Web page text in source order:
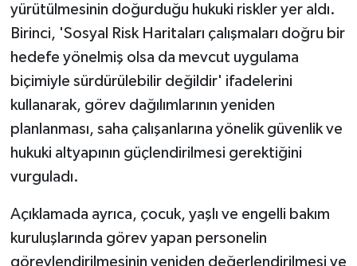
yürütülmesinin doğurduğu hukuki riskler yer aldı.
Birinci, 'Sosyal Risk Haritaları çalışmaları doğru bir
hedefe yönelmiş olsa da mevcut uygulama
biçimiyle sürdürülebilir değildir' ifadelerini
kullanarak, görev dağılımlarının yeniden
planlanması, saha çalışanlarına yönelik güvenlik ve
hukuki altyapının güçlendirilmesi gerektiğini
vurguladı.
Açıklamada ayrıca, çocuk, yaşlı ve engelli bakım
kuruluşlarında görev yapan personelin
görevlendirilmesinin yeniden değerlendirilmesi ve